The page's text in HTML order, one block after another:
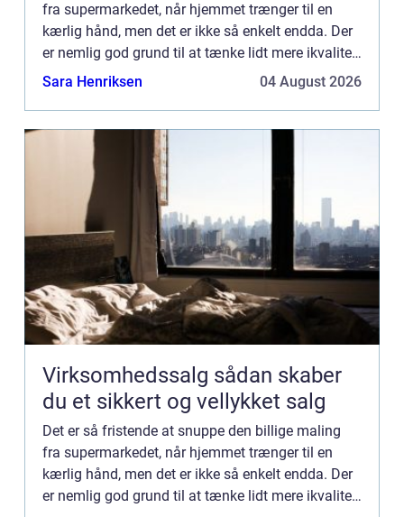
fra supermarkedet, når hjemmet trænger til en
kærlig hånd, men det er ikke så enkelt endda. Der
er nemlig god grund til at tænke lidt mere ikvalitet,
når du maler – det fortæller en maler i Næstved.
Sara Henriksen 04 August 2026
Virksomhedssalg sådan skaber
du et sikkert og vellykket salg
Det er så fristende at snuppe den billige maling
fra supermarkedet, når hjemmet trænger til en
kærlig hånd, men det er ikke så enkelt endda. Der
er nemlig god grund til at tænke lidt mere ikvalitet,